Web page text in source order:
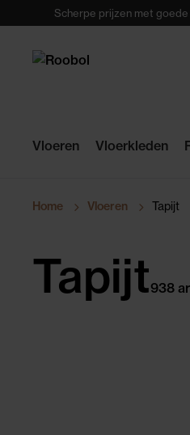
Scherpe prijzen met
Vloeren Vloerkleden
Home Vloeren Tapijt
Tapijt938